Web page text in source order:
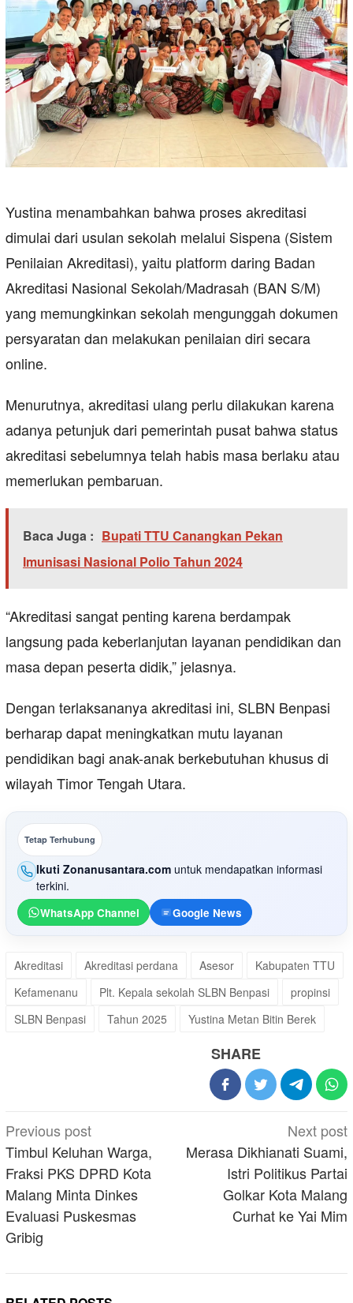
Yustina menambahkan bahwa proses akreditasi
dimulai dari usulan sekolah melalui Sispena (Sistem
Penilaian Akreditasi), yaitu platform daring Badan
Akreditasi Nasional Sekolah/Madrasah (BAN S/M)
yang memungkinkan sekolah mengunggah dokumen
persyaratan dan melakukan penilaian diri secara
online.
Menurutnya, akreditasi ulang perlu dilakukan karena
adanya petunjuk dari pemerintah pusat bahwa status
akreditasi sebelumnya telah habis masa berlaku atau
memerlukan pembaruan.
Baca Juga : Bupati TTU Canangkan Pekan
Imunisasi Nasional Polio Tahun 2024
“Akreditasi sangat penting karena berdampak
langsung pada keberlanjutan layanan pendidikan dan
masa depan peserta didik,” jelasnya.
Dengan terlaksananya akreditasi ini, SLBN Benpasi
berharap dapat meningkatkan mutu layanan
pendidikan bagi anak-anak berkebutuhan khusus di
wilayah Timor Tengah Utara.
Tetap Terhubung
Ikuti Zonanusantara.com untuk mendapatkan informasi
terkini.
WhatsApp Channel Google News
Akreditasi Akreditasi perdana Asesor
Kabupaten TTU
Kefamenanu
Plt. Kepala sekolah SLBN Benpasi
propinsi
SLBN Benpasi
Tahun 2025 Yustina Metan Bitin Berek
SHARE
Post
navigation
Previous post
Timbul Keluhan Warga,
Fraksi PKS DPRD Kota
Malang Minta Dinkes
Evaluasi Puskesmas
Gribig
Next post
Merasa Dikhianati Suami,
Istri Politikus Partai
Golkar Kota Malang
Curhat ke Yai Mim